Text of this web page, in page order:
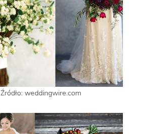
Źródło: weddingwire.com